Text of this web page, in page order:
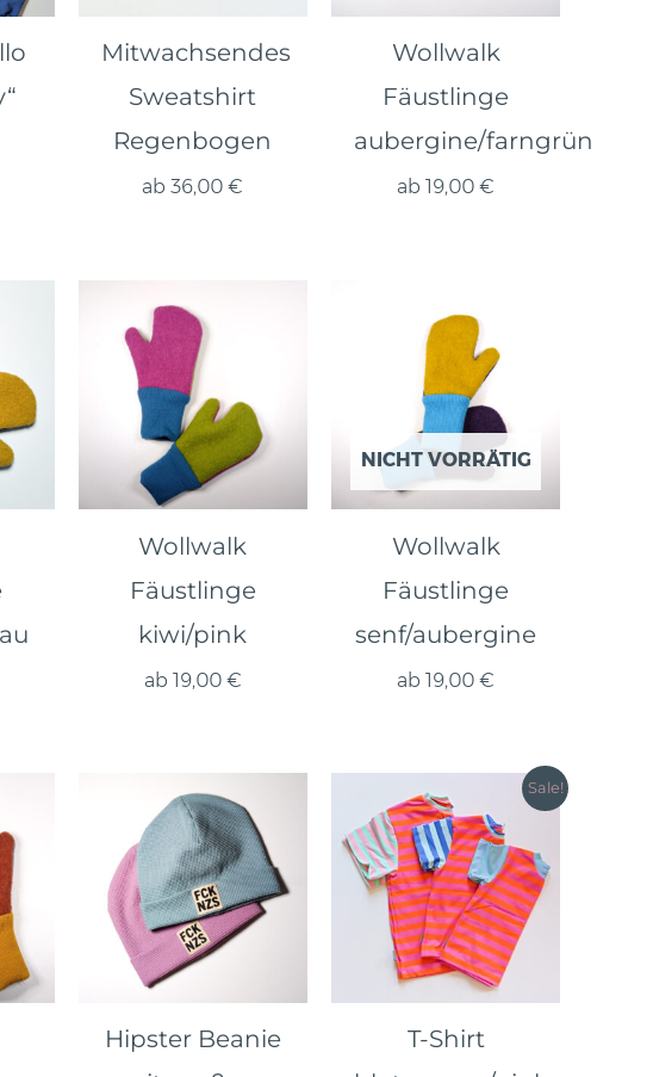
Mitwachsendes
Sweatshirt
Regenbogen
ab36,00€
Wollwalk
Fäustlinge
aubergine/farngrün
ab19,00€
Wollwalk
Fäustlinge
kiwi/pink
ab 19,00 €
NICHT VORRÄTIG
Wollwalk
Fäustlinge
senf/aubergine
ab19,00€
Hipster Beanie
Sale!
T-Shirt